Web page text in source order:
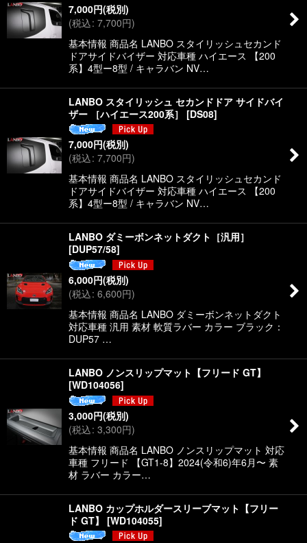
7,000円(税別)
(税込: 7,700円)
基本情報 商品名 LANBO スタイリッシュセカンド
ドアサイドバイザー 対応車種 ハイエース 【200
系】4型ー8型 / キャラバン NV…
LANBO スタイリッシュ セカンドドア サイドバイ
ザー ［ハイエース200系］
[DS08]
7,000円(税別)
(税込: 7,700円)
基本情報 商品名 LANBO スタイリッシュセカンド
ドアサイドバイザー 対応車種 ハイエース 【200
系】4型ー8型 / キャラバン NV…
LANBO ダミーボンネットダクト［汎用］
[DUP57/58]
6,000円(税別)
(税込: 6,600円)
基本情報 商品名 LANBO ダミーボンネットダクト
対応車種 汎用 素材 軟質ラバー カラー ブラック：
DUP57 …
LANBO ノンスリップマット【フリード GT】
[WD104056]
3,000円(税別)
(税込: 3,300円)
基本情報 商品名 LANBO ノンスリップマット 対応
車種 フリード 【GT1-8】2024(令和6)年6月〜 素
材 ラバー カラー…
LANBO カップホルダースリーブマット【フリー
ド GT】
[WD104055]